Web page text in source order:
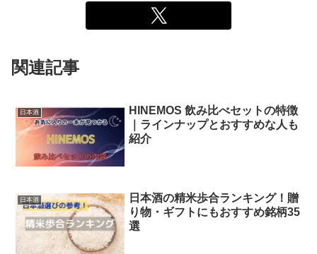
関連記事
日本酒
HINEMOS 飲み比べセットの特徴
｜ラインナップとおすすめな人も
紹介
日本酒
日本酒の精米歩合ランキング！贈
り物・ギフトにもおすすめ銘柄35
選